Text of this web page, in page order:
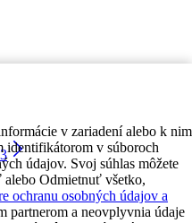
v zariadení alebo k nim
identifikátorom v súboroch
údajov. Svoj súhlas môžete
Odmietnuť všetko,
ochranu osobných údajov a
partnerom a neovplyvnia údaje